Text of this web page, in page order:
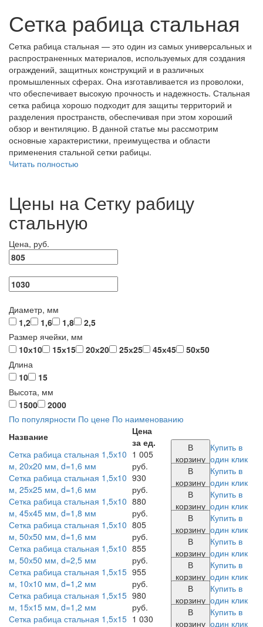
Сетка рабица стальная
Сетка рабица стальная — это один из самых универсальных и
распространенных материалов, используемых для создания
ограждений, защитных конструкций и в различных
промышленных сферах. Она изготавливается из проволоки,
что обеспечивает высокую прочность и надежность. Стальная
сетка рабица хорошо подходит для защиты территорий и
разделения пространств, обеспечивая при этом хороший
обзор и вентиляцию. В данной статье мы рассмотрим
основные характеристики, преимущества и области
применения стальной сетки рабицы.
Читать полностью
Цены на Сетку рабицу
стальную
Цена, руб.
Диаметр, мм
1,2
1,6 1,8
2,5
Размер ячейки, мм
10х10
15х15 20х20 25х25 45х45
50х50
Длина
10
15
Высота, мм
1500
2000
По популярности По цене По наименованию
Название
Цена
за ед.
Сетка рабица стальная 1,5х10
м, 20х20 мм, d=1,6 мм
1 005
руб.
В
корзину
Купить в
один клик
Сетка рабица стальная 1,5х10
м, 25х25 мм, d=1,6 мм
930
руб.
В
корзину
Купить в
один клик
Сетка рабица стальная 1,5х10
м, 45х45 мм, d=1,8 мм
880
руб.
В
корзину
Купить в
один клик
Сетка рабица стальная 1,5х10
м, 50х50 мм, d=1,6 мм
805
руб.
В
корзину
Купить в
один клик
Сетка рабица стальная 1,5х10
м, 50х50 мм, d=2,5 мм
855
руб.
В
корзину
Купить в
один клик
Сетка рабица стальная 1,5х15
м, 10х10 мм, d=1,2 мм
955
руб.
В
корзину
Купить в
один клик
Сетка рабица стальная 1,5х15
м, 15х15 мм, d=1,2 мм
980
руб.
В
корзину
Купить в
один клик
Сетка рабица стальная 1,5х15 1 030
В
корзину
Купить в
один клик